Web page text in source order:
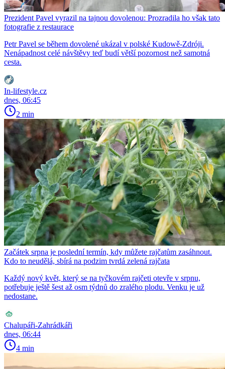
Prezident Pavel vyrazil na tajnou dovolenou: Prozradila ho však tato
fotografie z restaurace
Petr Pavel se během dovolené ukázal v polské Kudowě-Zdróji.
Nenápadnost celé návštěvy teď budí větší pozornost než samotná
cesta.
In-lifestyle.cz
dnes, 06:45
2 min
Začátek srpna je poslední termín, kdy můžete rajčatům zasáhnout.
Kdo to neudělá, sbírá na podzim tvrdá zelená rajčata
Každý nový květ, který se na tyčkovém rajčeti otevře v srpnu,
potřebuje ještě šest až osm týdnů do zralého plodu. Venku je už
nedostane.
Chalupáři-Zahrádkáři
dnes, 06:44
4 min